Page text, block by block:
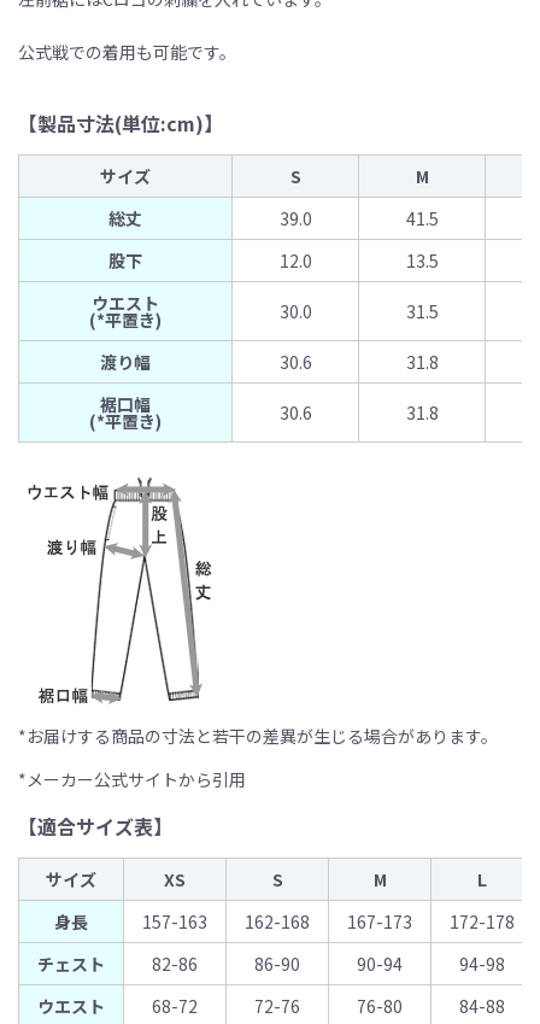
公式戦での着用も可能です。
【製品寸法(単位:cm)】
サイズ S
M
総丈
39.0 41.5
股下
12.0 13.5
ウエスト
(*平置き) 30.0 31.5
渡り幅 30.6 31.8
裾口幅
(*平置き) 30.6 31.8
*お届けする商品の寸法と若干の差異が生じる場合があります。
*メーカー公式サイトから引用
【適合サイズ表】
サイズ XS S M
L
身長
157-163 162-168 167-173
172-178
チェスト
82-86 86-90 90-94
94-98
ウエスト
68-72 72-76 76-80
84-88